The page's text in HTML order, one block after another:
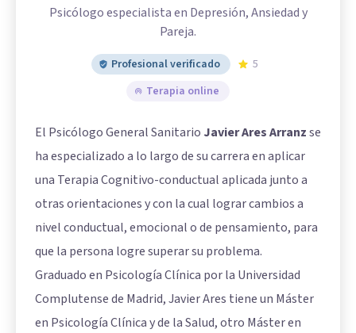
Psicólogo especialista en Depresión, Ansiedad y
Pareja.
Profesional verificado
5
Terapia online
El Psicólogo General Sanitario Javier Ares Arranzse
ha especializado a lo largo de su carrera en aplicar
una Terapia Cognitivo-conductual aplicada junto a
otras orientaciones y con la cual lograr cambios a
nivel conductual, emocional o de pensamiento, para
que la persona logre superar su problema.
Graduado en Psicología Clínica por la Universidad
Complutense de Madrid, Javier Ares tiene un Máster
en Psicología Clínica y de la Salud, otro Máster en